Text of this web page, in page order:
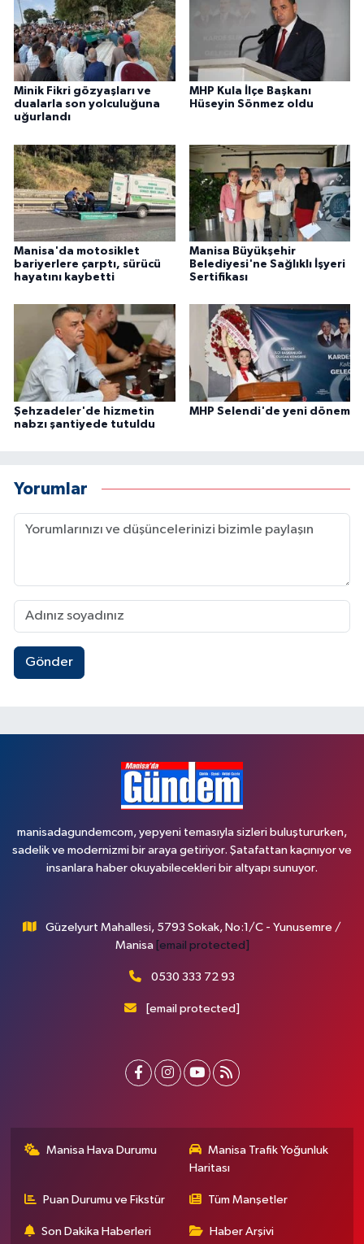
Minik Fikri gözyaşları ve
dualarla son yolculuğuna
uğurlandı
MHP Kula İlçe Başkanı
Hüseyin Sönmez oldu
Manisa'da motosiklet
bariyerlere çarptı, sürücü
hayatını kaybetti
Manisa Büyükşehir
Belediyesi'ne Sağlıklı İşyeri
Sertifikası
Şehzadeler'de hizmetin
nabzı şantiyede tutuldu
MHP Selendi'de yeni dönem
Yorumlar
Gönder
manisadagundemcom, yepyeni temasıyla sizleri buluştururken,
sadelik ve modernizmi bir araya getiriyor. Şatafattan kaçınıyor ve
insanlara haber okuyabilecekleri bir altyapı sunuyor.
Güzelyurt Mahallesi, 5793 Sokak, No:1/C - Yunusemre /
Manisa [email protected]
0530 333 72 93
[email protected]
Manisa Hava Durumu
Manisa Trafik Yoğunluk
Haritası
Puan Durumu ve Fikstür Tüm Manşetler
Son Dakika Haberleri Haber Arşivi